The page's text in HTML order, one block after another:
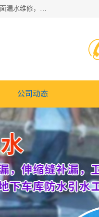
东莞市华展防水补漏装饰工程有限公司主要服务有：东莞防水补漏，东莞厂房防水补漏，东莞房屋渗漏水维修，楼面漏水维修，裂缝补漏，伸缩缝补漏，卫生间防水改造，厕所漏水补漏，外墙窗台补漏，电梯井堵漏，地下车库防水引水工程等
公司动态